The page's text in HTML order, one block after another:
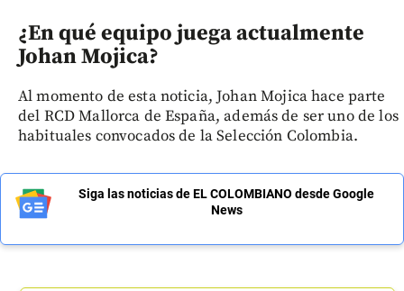
¿En qué equipo juega actualmente
Johan Mojica?
Al momento de esta noticia, Johan Mojica hace parte
del RCD Mallorca de España, además de ser uno de los
habituales convocados de la Selección Colombia.
Siga las noticias de EL COLOMBIANO desde Google
News